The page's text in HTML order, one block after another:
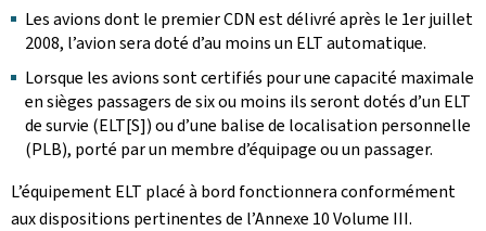
Les avions dont le premier CDN est délivré après le 1er juillet
2008, l’avion sera doté d’au moins un ELT automatique.
Lorsque les avions sont certifiés pour une capacité maximale
en sièges passagers de six ou moins ils seront dotés d’un ELT
de survie (ELT[S]) ou d’une balise de localisation personnelle
(PLB), porté par un membre d’équipage ou un passager.
L’équipement ELT placé à bord fonctionnera conformément
aux dispositions pertinentes de l’Annexe 10 Volume III.